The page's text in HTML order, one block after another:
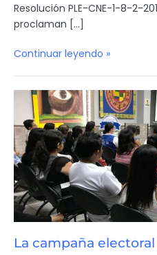
Resolución PLE-CNE-1-8-2-
proclaman […]
Continuar leyendo »
La campaña